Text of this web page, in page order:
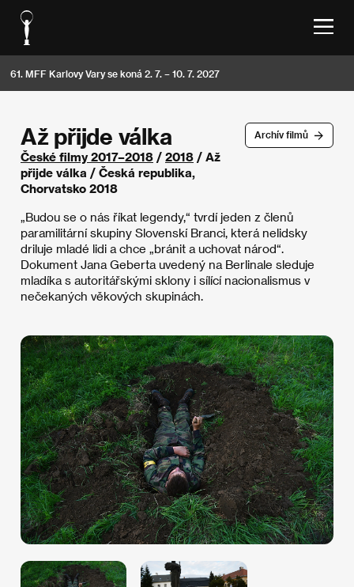
61. MFF Karlovy Vary se koná 2. 7. – 10. 7. 2027
Archív filmů
Až přijde válka
České filmy 2017–2018 / 2018 / Až
přijde válka / Česká republika,
Chorvatsko 2018
„Budou se o nás říkat legendy,“ tvrdí jeden z členů
paramilitární skupiny Slovenskí Branci, která nelidsky
driluje mladé lidi a chce „bránit a uchovat národ“.
Dokument Jana Geberta uvedený na Berlinale sleduje
mladíka s autoritářskými sklony i sílící nacionalismus v
nečekaných věkových skupinách.